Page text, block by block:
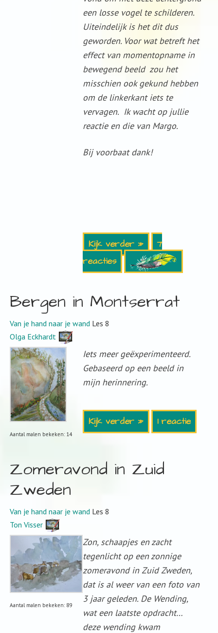
een losse vogel te schilderen.
Uiteindelijk is het dit dus
geworden. Voor wat betreft het
effect van momentopname in
bewegend beeld zou het
misschien ook gekund hebben
om de linkerkant iets te
vervagen. Ik wacht op jullie
reactie en die van Margo.
Bij voorbaat dank!
Kijk verder »
7
reacties
Bergen in Montserrat
Van je hand naar je wand Les 8
Olga Eckhardt
Aantal malen bekeken: 14
Iets meer geëxperimenteerd.
Gebaseerd op een beeld in
mijn herinnering.
Kijk verder » 1 reactie
Zomeravond in Zuid
Zweden
Van je hand naar je wand Les 8
Ton Visser
Aantal malen bekeken: 89
Zon, schaapjes en zacht
tegenlicht op een zonnige
zomeravond in Zuid Zweden,
dat is al weer van een foto van
3 jaar geleden. De Wending,
wat een laatste opdracht…
deze wending kwam